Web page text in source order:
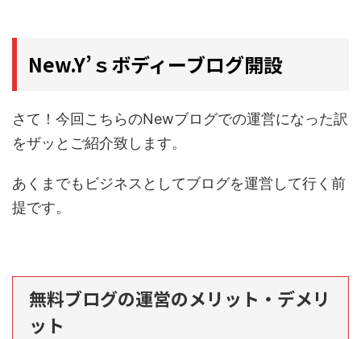
New.Y’ｓボディーブログ開設
さて！今回こちらのNewブログでの運営になった訳
をザッとご紹介致します。
あくまでもビジネスとしてブログを運営して行く前
提です。
無料ブログの運営のメリット・デメリ
ット